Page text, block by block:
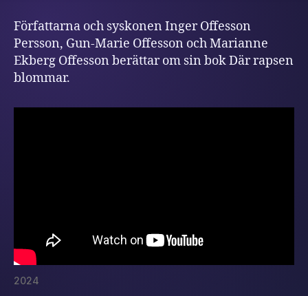
Författarna och syskonen Inger Offesson
Persson, Gun-Marie Offesson och Marianne
Ekberg Offesson berättar om sin bok Där rapsen
blommar.
2024